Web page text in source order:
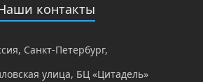
контакты
Санкт-Петербург,
улица, БЦ «Цитадель»